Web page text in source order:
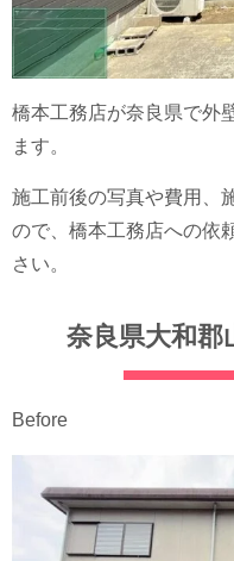
橋本工務店が奈良県で外
ます。
施工前後の写真や費用、
ので、橋本工務店への依
さい。
奈良県大和郡
Before